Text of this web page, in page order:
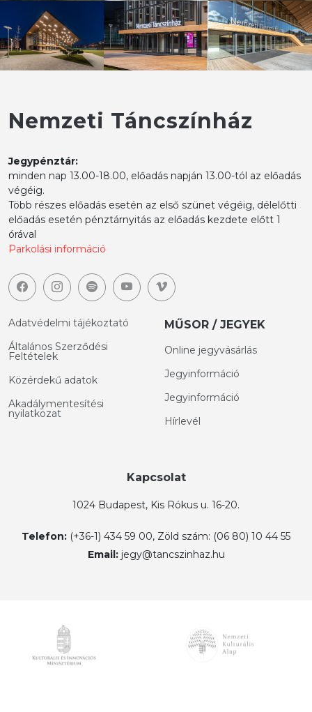
Nemzeti Táncszínház
Jegypénztár:
minden nap 13.00-18.00, előadás napján 13.00-tól az előadás
végéig.
Több részes előadás esetén az első szünet végéig, délelőtti
előadás esetén pénztárnyitás az előadás kezdete előtt 1
órával
Parkolási információ
Adatvédelmi tájékoztató
Általános Szerződési
Feltételek
Közérdekű adatok
Akadálymentesítési
nyilatkozat
MŰSOR / JEGYEK
Online jegyvásárlás
Jegyinformáció
Jegyinformáció
Hírlevél
Kapcsolat
1024 Budapest, Kis Rókus u. 16-20.
Telefon: (+36-1) 434 59 00, Zöld szám: (06 80) 10 44 55
Email: jegy@tancszinhaz.hu